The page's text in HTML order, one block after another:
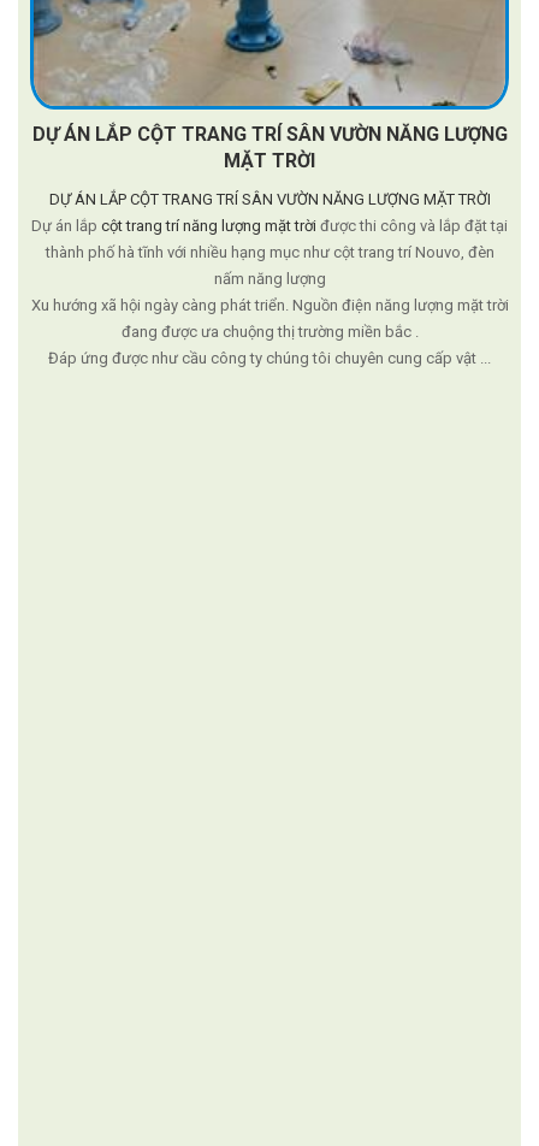
DỰ ÁN LẮP CỘT TRANG TRÍ SÂN VƯỜN NĂNG LƯỢNG
MẶT TRỜI
DỰ ÁN LẮP CỘT TRANG TRÍ SÂN VƯỜN NĂNG LƯỢNG MẶT TRỜI
Dự án lắp cột trang trí năng lượng mặt trời được thi công và lắp đặt tại
thành phố hà tĩnh với nhiều hạng mục như cột trang trí Nouvo, đèn
nấm năng lượng
Xu hướng xã hội ngày càng phát triển. Nguồn điện năng lượng mặt trời
đang được ưa chuộng thị trường miền bắc .
Đáp ứng được như cầu công ty chúng tôi chuyên cung cấp vật ...